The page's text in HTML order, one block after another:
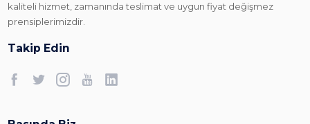
kaliteli hizmet, zamanında teslimat ve uygun fiyat değişmez
prensiplerimizdir.
Takip Edin